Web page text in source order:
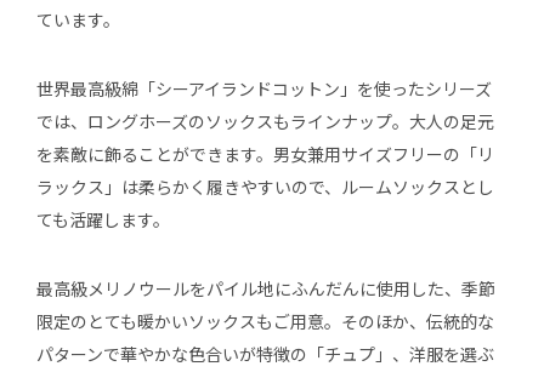
ています。
世界最高級綿「シーアイランドコットン」を使ったシリーズ
では、ロングホーズのソックスもラインナップ。大人の足元
を素敵に飾ることができます。男女兼用サイズフリーの「リ
ラックス」は柔らかく履きやすいので、ルームソックスとし
ても活躍します。
最高級メリノウールをパイル地にふんだんに使用した、季節
限定のとても暖かいソックスもご用意。そのほか、伝統的な
パターンで華やかな色合いが特徴の「チュプ」、洋服を選ぶ